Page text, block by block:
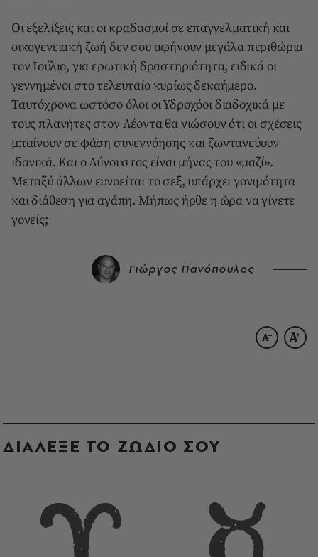
Οι εξελίξεις και οι κραδασμοί σε επαγγελματική και
οικογενειακή ζωή δεν σου αφήνουν μεγάλα περιθώρια
τον Ιούλιο, για ερωτική δραστηριότητα, ειδικά οι
γεννημένοι στο τελευταίο κυρίως δεκαήμερο.
Ταυτόχρονα ωστόσο όλοι οι Υδροχόοι διαδοχικά με
τους πλανήτες στον Λέοντα θα νιώσουν ότι οι σχέσεις
μπαίνουν σε φάση συνεννόησης και ζωντανεύουν
ιδανικά. Και ο Αύγουστος είναι μήνας του «μαζί».
Μεταξύ άλλων ευνοείται το σεξ, υπάρχει γονιμότητα
και διάθεση για αγάπη. Μήπως ήρθε η ώρα να γίνετε
γονείς;
Γιώργος Πανόπουλος
ΔΙΑΛΕΞΕ ΤΟ ΖΩΔΙΟ ΣΟΥ